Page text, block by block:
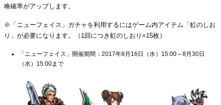
喚確率がアップします。
※「ニューフェイス」ガチャを利用するにはゲーム内アイテム「虹のしお
り」が必要になります。（1回につき虹のしおり×15枚）
「ニューフェイス」開催期間：2017年8月16日（水）15:00～8月30日
（水）15:00まで